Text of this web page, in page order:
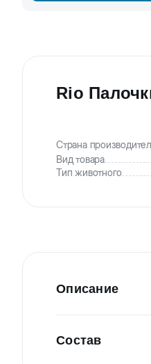
Rio
Страна
Вид товара
Тип животного
Описание
Ассортимент Rio
Состав